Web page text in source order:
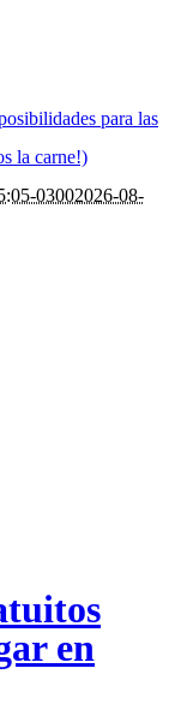
para las
la carne!)
03002026-08-
en